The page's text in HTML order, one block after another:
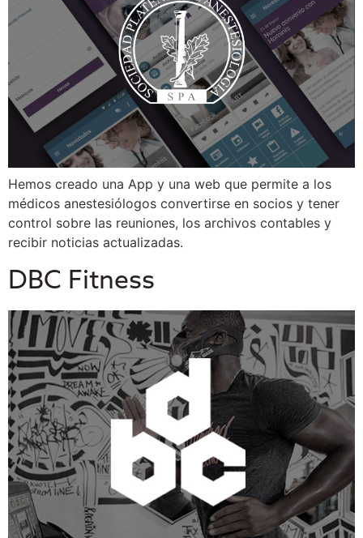
Hemos creado una App y una web que permite a los
médicos anestesiólogos convertirse en socios y tener
control sobre las reuniones, los archivos contables y
recibir noticias actualizadas.
DBC Fitness